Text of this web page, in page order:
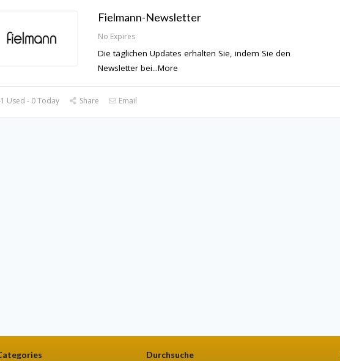
Fielmann-Newsletter
No Expires
Die täglichen Updates erhalten Sie, indem Sie den
Newsletter bei...More
Used - 0 Today Share Email
Durchsuche